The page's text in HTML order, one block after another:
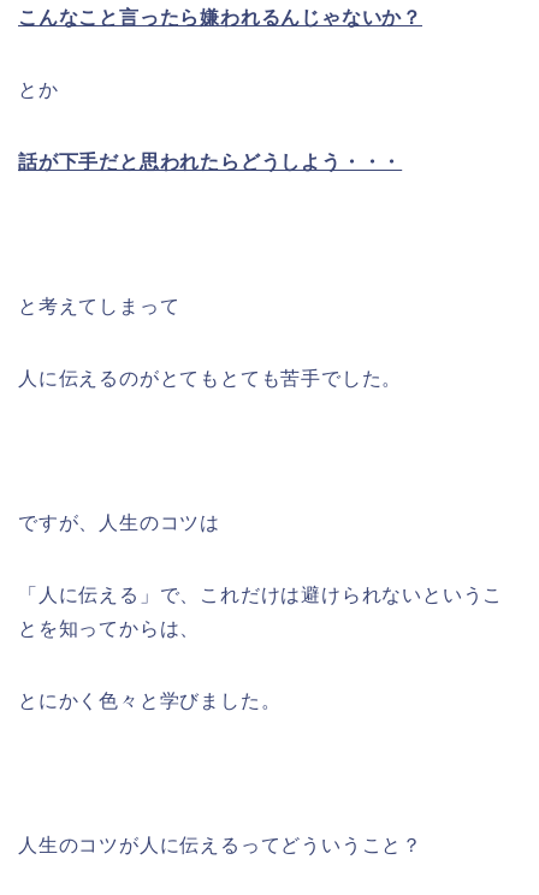
こんなこと言ったら嫌われるんじゃないか？
とか
話が下手だと思われたらどうしよう・・・
と考えてしまって
人に伝えるのがとてもとても苦手でした。
ですが、人生のコツは
「人に伝える」で、これだけは避けられないというこ
とを知ってからは、
とにかく色々と学びました。
人生のコツが人に伝えるってどういうこと？